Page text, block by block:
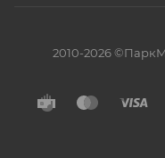
2010-2026